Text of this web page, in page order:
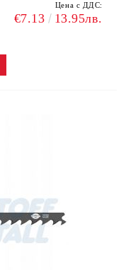
Цена с ДДС:
€7.13 13.95лв.